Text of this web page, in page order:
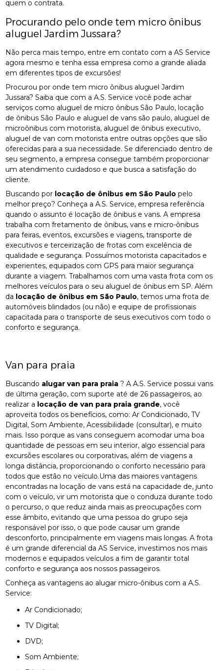
quem o contrata.
Procurando pelo onde tem micro ônibus
aluguel Jardim Jussara?
Não perca mais tempo, entre em contato com a AS Service
agora mesmo e tenha essa empresa como a grande aliada
em diferentes tipos de excursões!
Procurou por onde tem micro ônibus aluguel Jardim
Jussara? Saiba que com a A.S. Service você pode achar
serviços como aluguel de micro ônibus São Paulo, locação
de ônibus São Paulo e aluguel de vans são paulo, aluguel de
microônibus com motorista, aluguel de ônibus executivo,
aluguel de van com motorista entre outras opções que são
oferecidas para a sua necessidade. Se diferenciado dentro de
seu segmento, a empresa consegue também proporcionar
um atendimento cuidadoso e que busca a satisfação do
cliente.
Buscando por locação de ônibus em São Paulo pelo
melhor preço? Conheça a A.S. Service, empresa referência
quando o assunto é locação de ônibus e vans. A empresa
trabalha com fretamento de ônibus, vans e micro-ônibus
para feiras, eventos, excursões e viagens, transporte de
executivos e terceirização de frotas com excelência de
qualidade e segurança. Possuímos motorista capacitados e
experientes, equipados com GPS para maior segurança
durante a viagem. Trabalhamos com uma vasta frota com os
melhores veículos para o seu aluguel de ônibus em SP. Além
da locação de ônibus em São Paulo, temos uma frota de
automóveis blindados (ou não) e equipe de profissionais
capacitada para o transporte de seus executivos com todo o
conforto e segurança.
Van para praia
Buscando alugar van para praia ? A A.S. Service possui vans
de última geração, com suporte até de 26 passageiros, ao
realizar a locação de van para praia grande, você
aproveita todos os benefícios, como: Ar Condicionado, TV
Digital, Som Ambiente, Acessibilidade (consultar), e muito
mais. Isso porque as vans conseguem acomodar uma boa
quantidade de pessoas em seu interior, algo essencial para
excursões escolares ou corporativas, além de viagens a
longa distância, proporcionando o conforto necessário para
todos que estão no veículo.Uma das maiores vantagens
encontradas na locação de vans está na capacidade de, junto
com o veículo, vir um motorista que o conduza durante todo
o percurso, o que reduz ainda mais as preocupações com
esse âmbito, evitando que uma pessoa do grupo seja
responsável por isso, o que pode causar um grande
desconforto, principalmente em viagens mais longas. A frota
é um grande diferencial da AS Service, investimos nos mais
modernos e equipados veículos a fim de garantir total
conforto e segurança aos nossos passageiros.
Conheça as vantagens ao alugar micro-ônibus com a A.S.
Service:
Ar Condicionado;
TV Digital;
DVD;
Som Ambiente;